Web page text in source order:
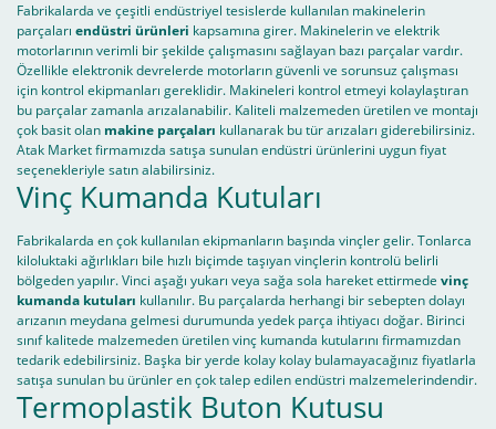
Fabrikalarda ve çeşitli endüstriyel tesislerde kullanılan makinelerin
parçaları endüstri ürünleri kapsamına girer. Makinelerin ve elektrik
motorlarının verimli bir şekilde çalışmasını sağlayan bazı parçalar vardır.
Özellikle elektronik devrelerde motorların güvenli ve sorunsuz çalışması
için kontrol ekipmanları gereklidir. Makineleri kontrol etmeyi kolaylaştıran
bu parçalar zamanla arızalanabilir. Kaliteli malzemeden üretilen ve montajı
çok basit olan makine parçaları kullanarak bu tür arızaları giderebilirsiniz.
Atak Market firmamızda satışa sunulan endüstri ürünlerini uygun fiyat
seçenekleriyle satın alabilirsiniz.
Vinç Kumanda Kutuları
Fabrikalarda en çok kullanılan ekipmanların başında vinçler gelir. Tonlarca
kiloluktaki ağırlıkları bile hızlı biçimde taşıyan vinçlerin kontrolü belirli
bölgeden yapılır. Vinci aşağı yukarı veya sağa sola hareket ettirmede vinç
kumanda kutuları kullanılır. Bu parçalarda herhangi bir sebepten dolayı
arızanın meydana gelmesi durumunda yedek parça ihtiyacı doğar. Birinci
sınıf kalitede malzemeden üretilen vinç kumanda kutularını firmamızdan
tedarik edebilirsiniz. Başka bir yerde kolay kolay bulamayacağınız fiyatlarla
satışa sunulan bu ürünler en çok talep edilen endüstri malzemelerindendir.
Termoplastik Buton Kutusu